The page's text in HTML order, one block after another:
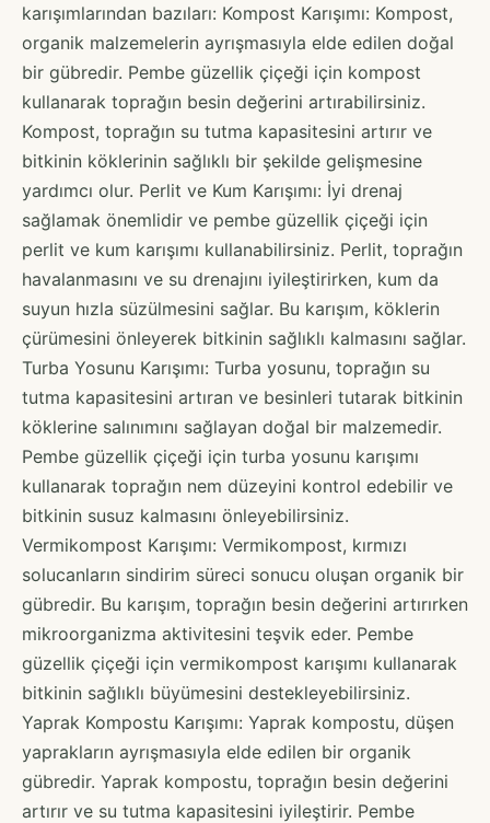
karışımlarından bazıları: Kompost Karışımı: Kompost,
organik malzemelerin ayrışmasıyla elde edilen doğal
bir gübredir. Pembe güzellik çiçeği için kompost
kullanarak toprağın besin değerini artırabilirsiniz.
Kompost, toprağın su tutma kapasitesini artırır ve
bitkinin köklerinin sağlıklı bir şekilde gelişmesine
yardımcı olur. Perlit ve Kum Karışımı: İyi drenaj
sağlamak önemlidir ve pembe güzellik çiçeği için
perlit ve kum karışımı kullanabilirsiniz. Perlit, toprağın
havalanmasını ve su drenajını iyileştirirken, kum da
suyun hızla süzülmesini sağlar. Bu karışım, köklerin
çürümesini önleyerek bitkinin sağlıklı kalmasını sağlar.
Turba Yosunu Karışımı: Turba yosunu, toprağın su
tutma kapasitesini artıran ve besinleri tutarak bitkinin
köklerine salınımını sağlayan doğal bir malzemedir.
Pembe güzellik çiçeği için turba yosunu karışımı
kullanarak toprağın nem düzeyini kontrol edebilir ve
bitkinin susuz kalmasını önleyebilirsiniz.
Vermikompost Karışımı: Vermikompost, kırmızı
solucanların sindirim süreci sonucu oluşan organik bir
gübredir. Bu karışım, toprağın besin değerini artırırken
mikroorganizma aktivitesini teşvik eder. Pembe
güzellik çiçeği için vermikompost karışımı kullanarak
bitkinin sağlıklı büyümesini destekleyebilirsiniz.
Yaprak Kompostu Karışımı: Yaprak kompostu, düşen
yaprakların ayrışmasıyla elde edilen bir organik
gübredir. Yaprak kompostu, toprağın besin değerini
artırır ve su tutma kapasitesini iyileştirir. Pembe